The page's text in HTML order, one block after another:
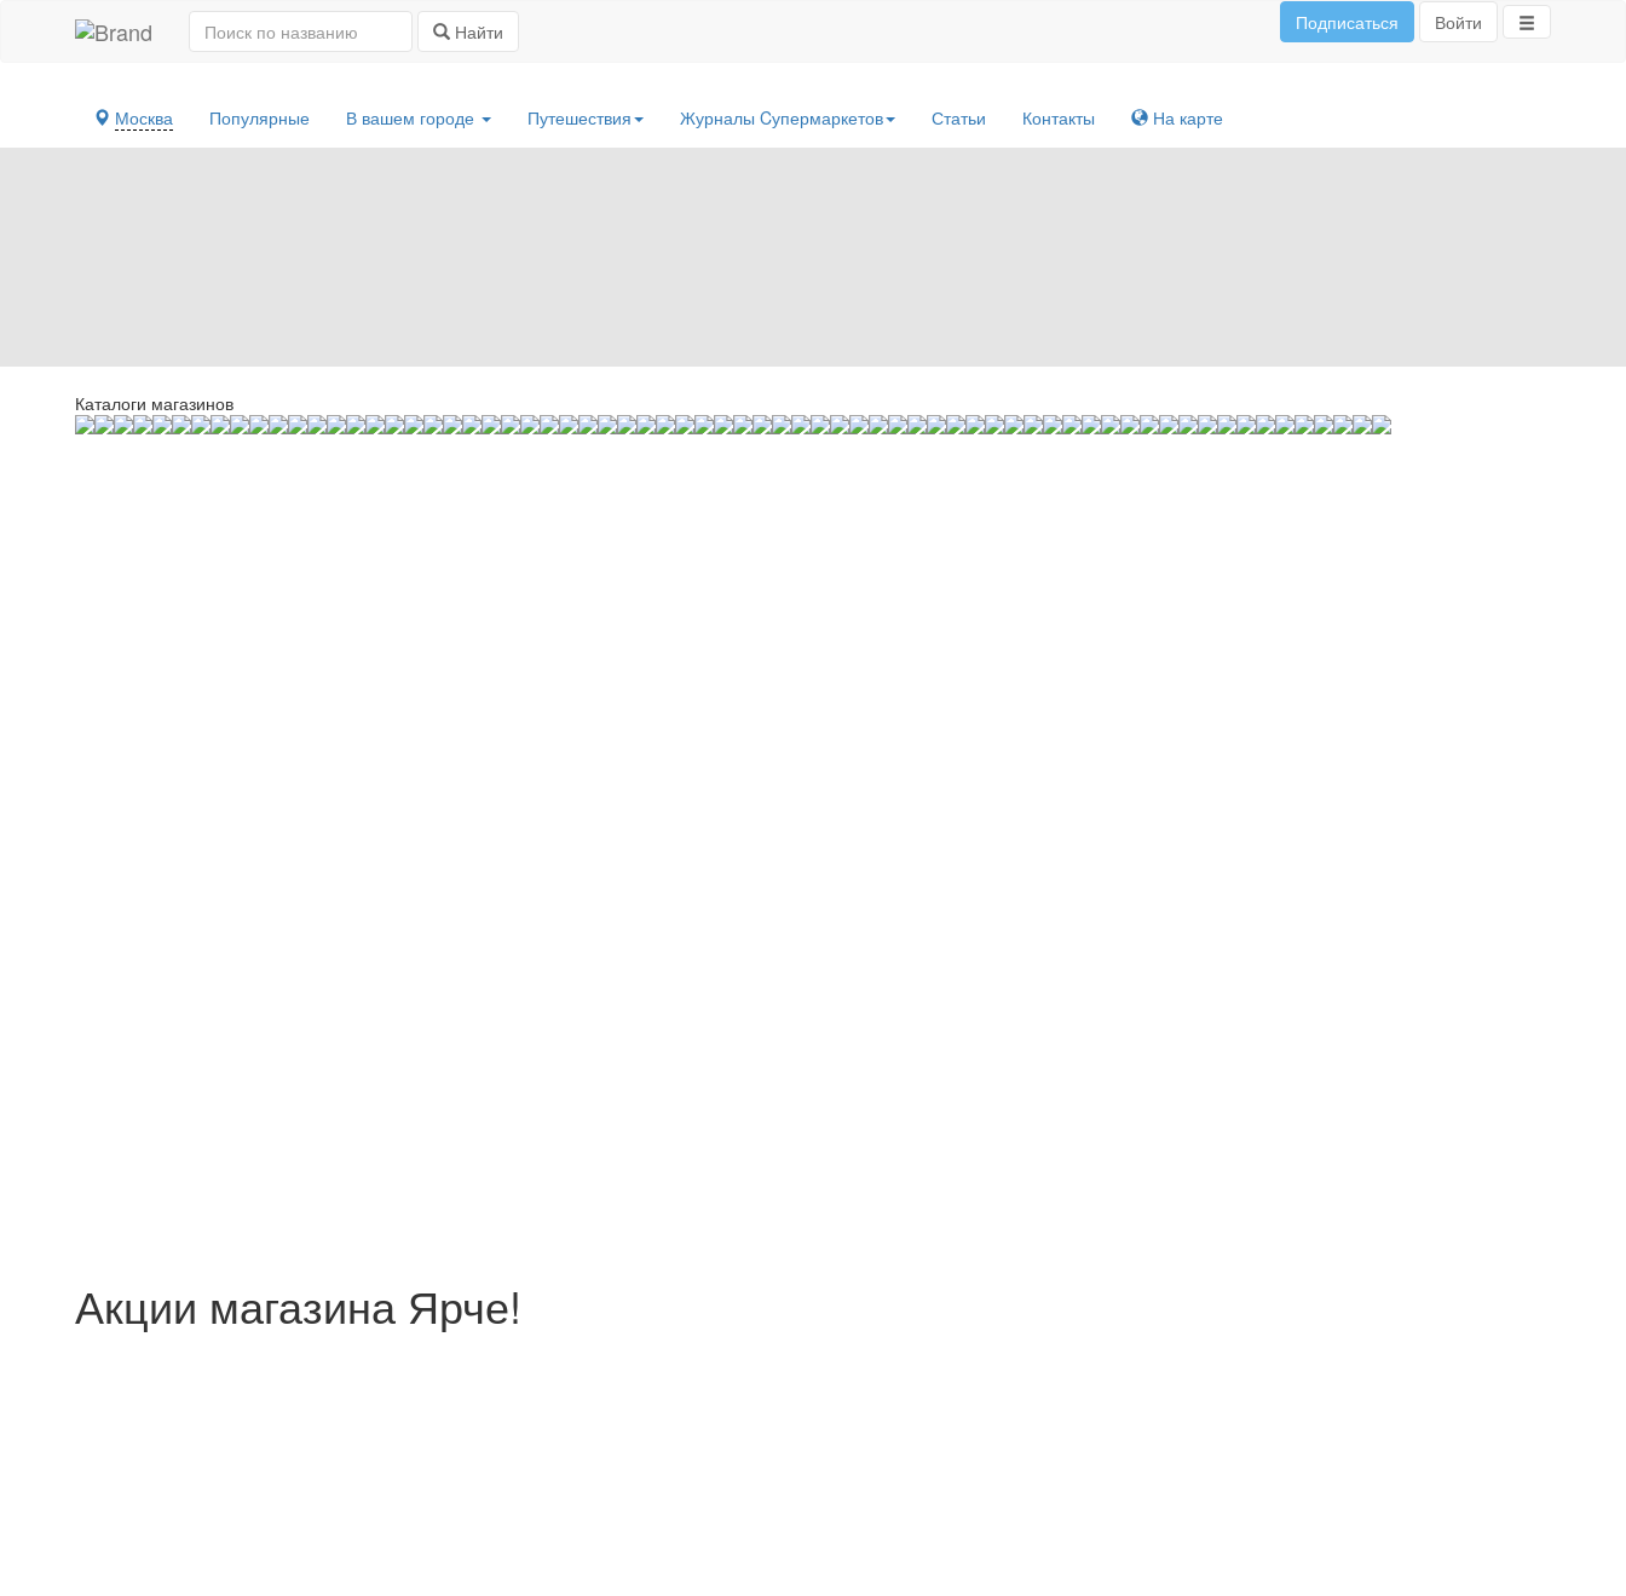
Найти Подписаться Войти
Москва Популярные В вашем городе Путешествия Журналы Cупермаркетов Статьи Контакты На карте
Каталоги магазинов
Акции магазина Ярче!